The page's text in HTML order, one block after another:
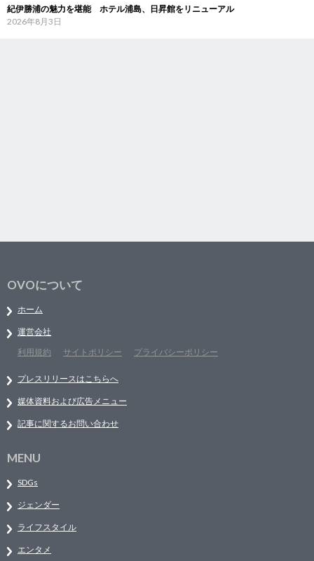
紀伊勝浦の魅力を堪能 ホテル浦島、日昇館をリニューアル
2026年8月3日
OVOについて
ホーム
運営会社
利用規約
サイトポリシー プライバシーポリシー
プレスリリースはこちらへ
媒体資料および広告メニュー
記事に関するお問い合わせ
MENU
SDGs
ジェンダー
ライフスタイル
エンタメ